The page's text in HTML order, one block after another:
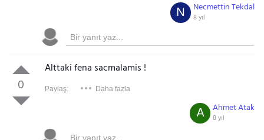
Necmettin Tekdal
8 yıl
N
0
Alttaki fena sacmalamis !
Paylaş: Daha fazla
Ahmet Atak
8 yıl
A